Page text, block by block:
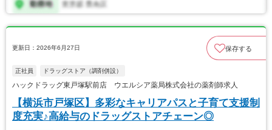
更新日：2026年6月27日 保存する
正社員 ドラッグストア（調剤併設）
ハックドラッグ東戸塚駅前店 ウエルシア薬局株式会社の薬剤師求人
【横浜市戸塚区】多彩なキャリアパスと子育て支援制
度充実♪高給与のドラッグストアチェーン◎